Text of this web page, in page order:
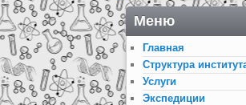
Меню
Главная
Структура
Услуги
Экспедиции